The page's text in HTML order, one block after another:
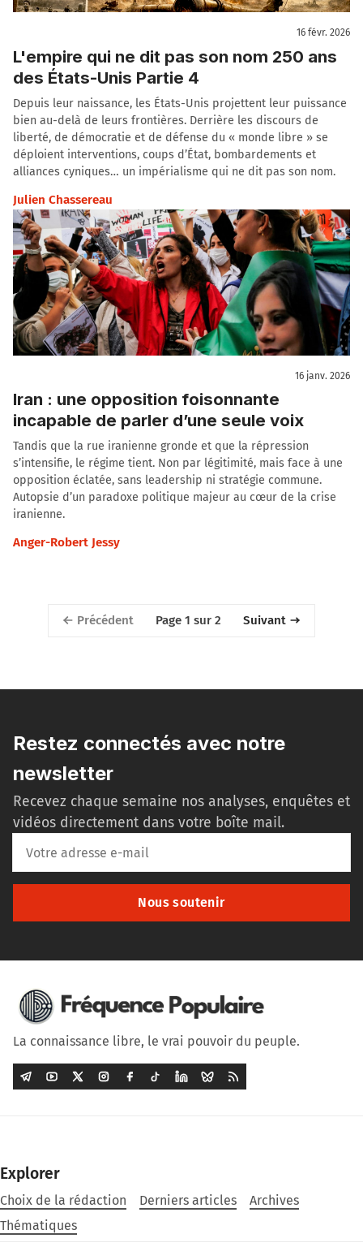
16 févr. 2026
L'empire qui ne dit pas son nom 250 ans
des États-Unis Partie 4
Depuis leur naissance, les États-Unis projettent leur puissance
bien au-delà de leurs frontières. Derrière les discours de
liberté, de démocratie et de défense du « monde libre » se
déploient interventions, coups d’État, bombardements et
alliances cyniques… un impérialisme qui ne dit pas son nom.
Julien Chassereau
16 janv. 2026
Iran : une opposition foisonnante
incapable de parler d’une seule voix
Tandis que la rue iranienne gronde et que la répression
s’intensifie, le régime tient. Non par légitimité, mais face à une
opposition éclatée, sans leadership ni stratégie commune.
Autopsie d’un paradoxe politique majeur au cœur de la crise
iranienne.
Anger-Robert Jessy
Précédent Page 1 sur 2 Suivant
Restez connectés avec notre
newsletter
Recevez chaque semaine nos analyses, enquêtes et
vidéos directement dans votre boîte mail.
Nous soutenir
La connaissance libre, le vrai pouvoir du peuple.
Explorer
Choix de la rédaction Derniers articles
Archives
Thématiques